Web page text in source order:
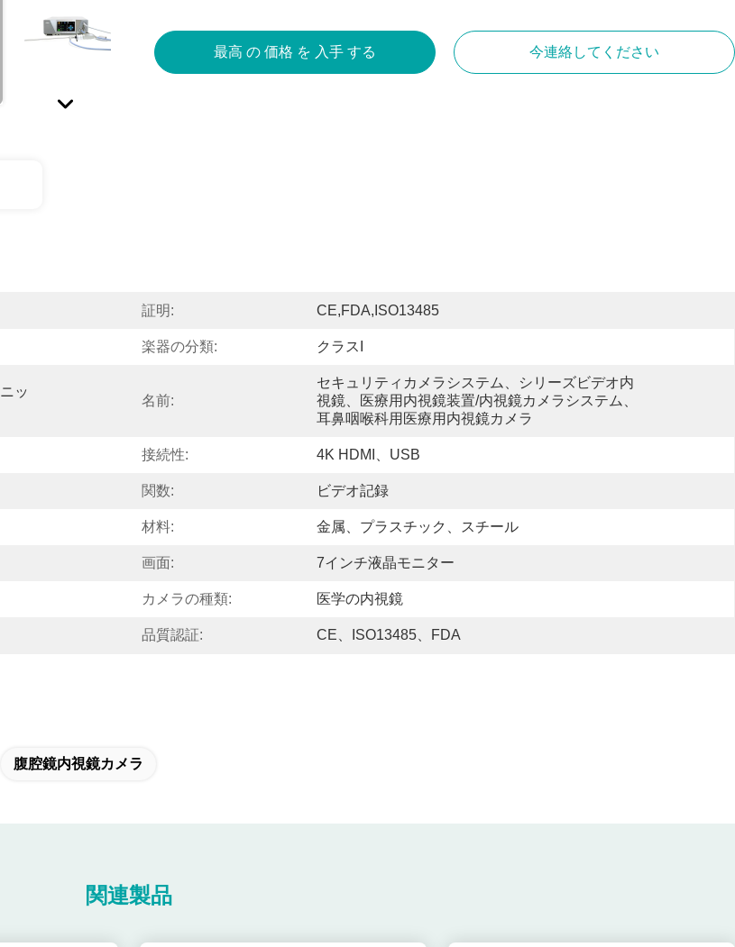
最高 の 価格 を 入手 する 今連絡してください
証明: CE,FDA,ISO13485
楽器の分類: クラスI
ッ
名前:
セキュリティカメラシステム、シリーズビデオ内
視鏡​​、医療用内視鏡装置/内視鏡カメラシステム、
耳鼻咽喉科用医療用内視鏡カメラ
接続性: 4K HDMI、USB
関数: ビデオ記録
材料: 金属、プラスチック、スチール
画面: 7インチ液晶モニター
カメラの種類: 医学の内視鏡
品質認証: CE、ISO13485、FDA
腹腔鏡内視鏡カメラ
関連製品